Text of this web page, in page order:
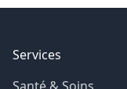
Services